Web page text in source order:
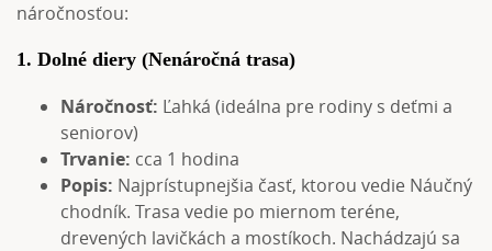
náročnosťou:
1. Dolné diery (Nenáročná trasa)
Náročnosť: Ľahká (ideálna pre rodiny s deťmi a
seniorov)
Trvanie: cca 1 hodina
Popis: Najprístupnejšia časť, ktorou vedie Náučný
chodník. Trasa vedie po miernom teréne,
drevených lavičkách a mostíkoch. Nachádzajú sa